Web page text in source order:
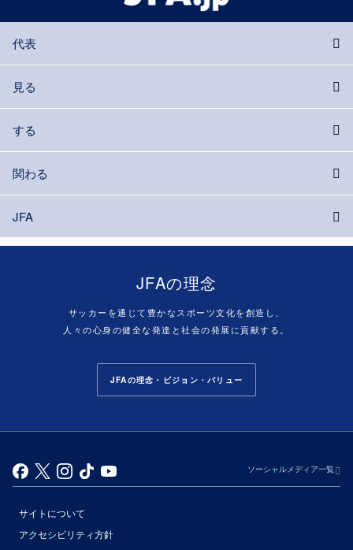
代表
見る
する
関わる
JFA
JFAの理念
サッカーを通じて豊かなスポーツ文化を創造し、
人々の心身の健全な発達と社会の発展に貢献する。
JFAの理念・ビジョン・バリュー
ソーシャルメディア一覧
サイトについて
アクセシビリティ方針